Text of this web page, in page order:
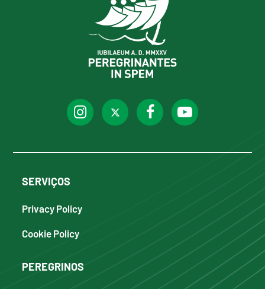
SERVIÇOS
Privacy Policy
Cookie Policy
PEREGRINOS